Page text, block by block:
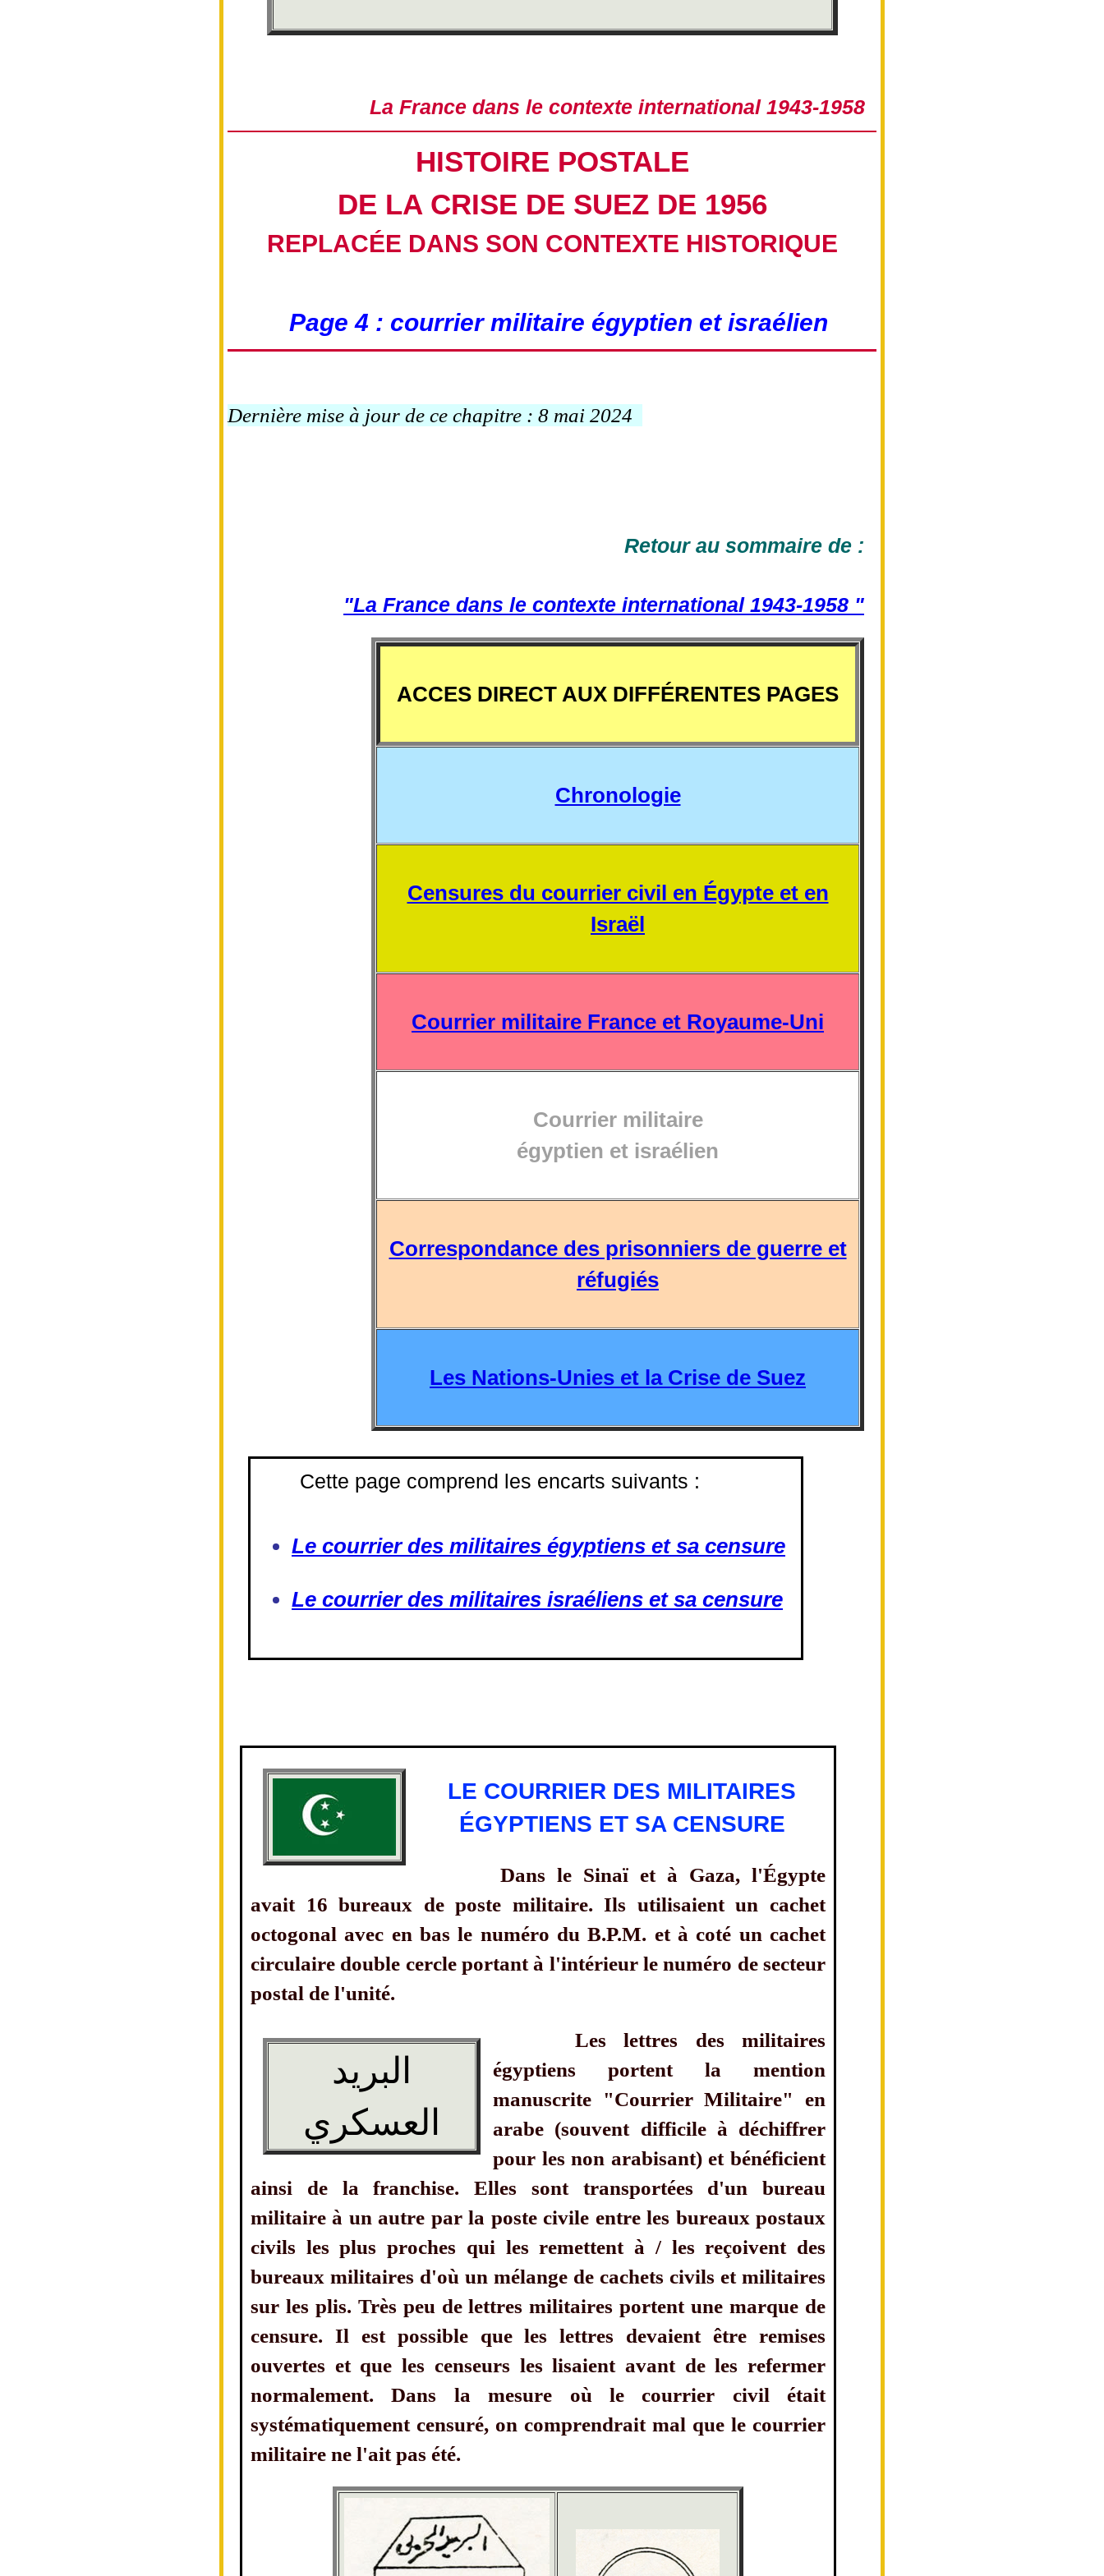
La France dans le contexte international 1943-1958
HISTOIRE POSTALE
DE LA CRISE DE SUEZ DE 1956
REPLACÉE DANS SON CONTEXTE HISTORIQUE
Page 4 : courrier militaire égyptien et israélien
Dernière mise à jour de ce chapitre : 8 mai 2024
Retour au sommaire de :
"La France dans le contexte international 1943-1958 "
ACCES DIRECT AUX DIFFÉRENTES PAGES
Chronologie
Censures du courrier civil en Égypte et en
Israël
Courrier militaire France et Royaume-Uni
Courrier militaire
égyptien et israélien
Correspondance des prisonniers de guerre et
réfugiés
Les Nations-Unies et la Crise de Suez
Cette page comprend les encarts suivants :
Le courrier des militaires égyptiens et sa censure
Le courrier des militaires israéliens et sa censure
LE COURRIER DES MILITAIRES
ÉGYPTIENS ET SA CENSURE
Dans le Sinaï et à Gaza, l'Égypte
avait 16 bureaux de poste militaire. Ils utilisaient un cachet
octogonal avec en bas le numéro du B.P.M. et à coté un cachet
circulaire double cercle portant à l'intérieur le numéro de secteur
postal de l'unité.
البريد
العسكري
Les lettres des militaires
égyptiens portent la mention
manuscrite "Courrier Militaire" en
arabe (souvent difficile à déchiffrer
pour les non arabisant) et bénéficient
ainsi de la franchise. Elles sont transportées d'un bureau
militaire à un autre par la poste civile entre les bureaux postaux
civils les plus proches qui les remettent à / les reçoivent des
bureaux militaires d'où un mélange de cachets civils et militaires
sur les plis. Très peu de lettres militaires portent une marque de
censure. Il est possible que les lettres devaient être remises
ouvertes et que les censeurs les lisaient avant de les refermer
normalement. Dans la mesure où le courrier civil était
systématiquement censuré, on comprendrait mal que le courrier
militaire ne l'ait pas été.